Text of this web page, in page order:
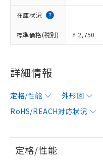
在庫状況
標準価格(税別) ¥ 2,750
詳細情報
定格/性能 外形図
RoHS/REACH対応状況
定格/性能